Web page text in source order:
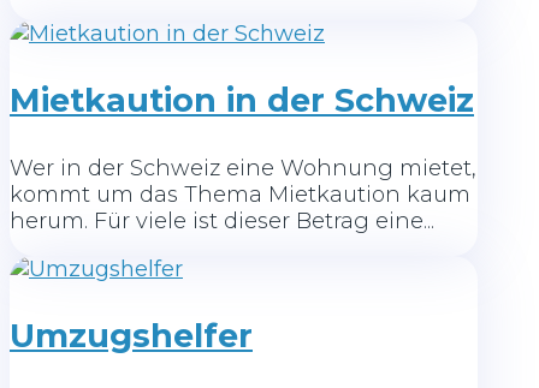
Mietkaution in der Schweiz
Wer in der Schweiz eine Wohnung mietet,
kommt um das Thema Mietkaution kaum
herum. Für viele ist dieser Betrag eine...
Umzugshelfer